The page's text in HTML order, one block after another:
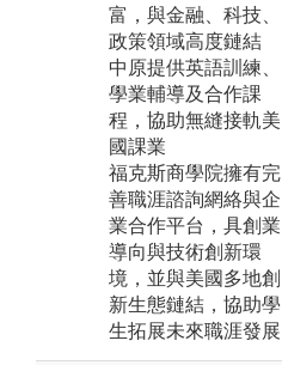
富，與金融、科技、
政策領域高度鏈結
中原提供英語訓練、
學業輔導及合作課
程，協助無縫接軌美
國課業
福克斯商學院擁有完
善職涯諮詢網絡與企
業合作平台，具創業
導向與技術創新環
境，並與美國多地創
新生態鏈結，協助學
生拓展未來職涯發展